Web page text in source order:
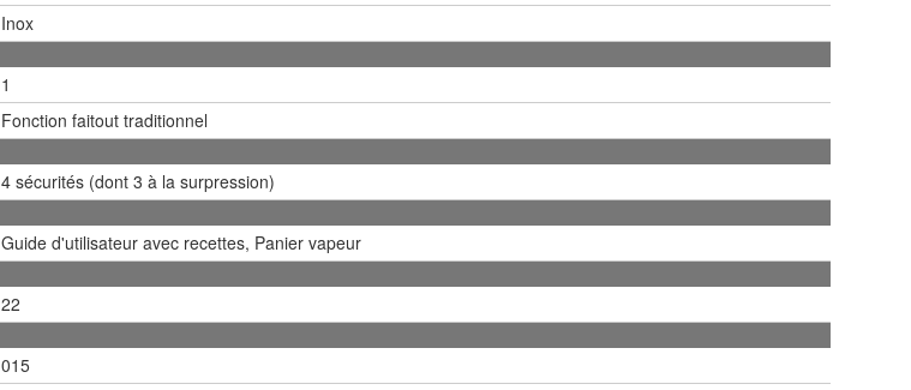
Inox
1
Fonction faitout traditionnel
4 sécurités (dont 3 à la surpression)
Guide d'utilisateur avec recettes, Panier vapeur
22
015